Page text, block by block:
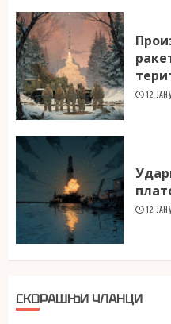
12.
12.
СКОРАШЊИ ЧЛАНЦИ